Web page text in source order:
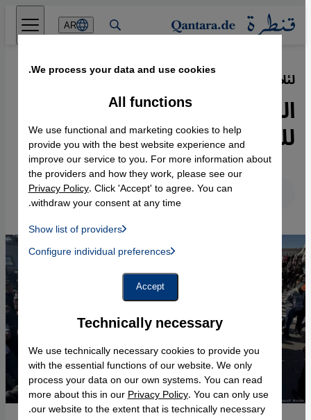
Direkt zum Inhalt springen
AR
لئلا ننسى البعد الاقتصادي للربيع العربي·
04.10.2018
الربيع العربي: الخلفية الطبقية
للثورات العربية
English عربي
We process your data and use cookies.
Technically necessary
We use technically necessary cookies to provide you
with the essential functions of our website. We only
process your data on our own systems. You can read
more about this in ourPrivacy Policy. You can only use
our website to the extent that is technically necessary.
All functions
We use functional and marketing cookies to help
provide you with the best website experience and
improve our service to you. For more information about
the providers and how they work, please see our
Privacy Policy. Click 'Accept' to agree. You can
withdraw your consent at any time.
Show list of providers
Instagram Embed, Twitter Embed, Youtube Embed
Facebook Embed / Facebook Connect
Google Maps Embed
Configure individual preferences
Accept